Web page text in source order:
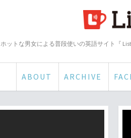
ホットな男女による普段使いの英語サイト『
ABOUT ARCHIVE